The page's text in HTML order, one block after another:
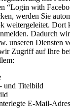
“Login with
werden Sie
weitergeleitet. Dort
Dadurch
unseren Diensten
Zugriff auf Ihre
und Titelbild
E-Mail-